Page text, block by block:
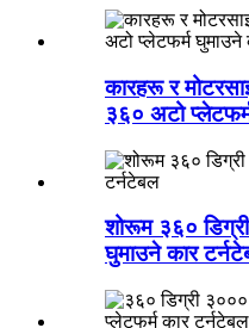
कारहरू र
३६० अटो
शोरूम ३६०
घुमाउने कार